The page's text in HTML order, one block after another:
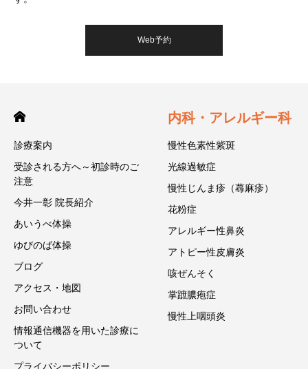
Web予約
診療案内
受診される方へ～初診時のご
注意
今井一彰 院長紹介
あいうべ体操
ゆびのば体操
ブログ
アクセス・地図
お問い合わせ
情報通信機器を用いた診療に
ついて
プライバシーポリシー
内科・アレルギー科
慢性色素性紫斑
光線過敏症
慢性じんま疹（蕁麻疹）
花粉症
アレルギー性鼻炎
アトピー性皮膚炎
咳ぜんそく
掌蹠膿疱症
慢性上咽頭炎